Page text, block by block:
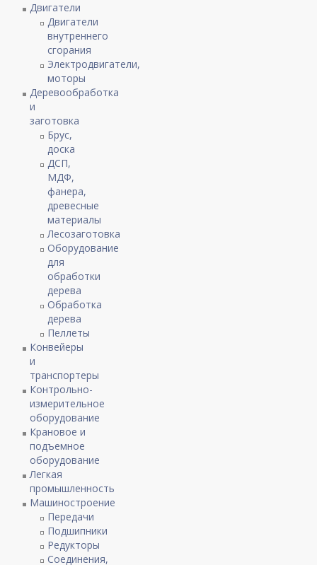
Двигатели
Двигатели
внутреннего
сгорания
Электродвигатели,
моторы
Деревообработка
и
заготовка
Брус,
доска
ДСП,
МДФ,
фанера,
древесные
материалы
Лесозаготовка
Оборудование
для
обработки
дерева
Обработка
дерева
Пеллеты
Конвейеры
и
транспортеры
Контрольно-
измерительное
оборудование
Крановое и
подъемное
оборудование
Легкая
промышленность
Машиностроение
Передачи
Подшипники
Редукторы
Соединения,